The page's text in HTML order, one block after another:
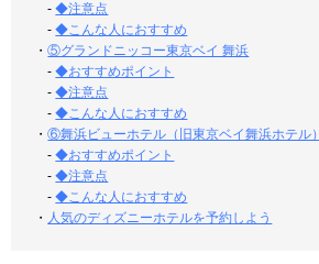
-◆注意点
-◆こんな人におすすめ
・⑤グランドニッコー東京ベイ 舞浜
-◆おすすめポイント
-◆注意点
-◆こんな人におすすめ
・⑥舞浜ビューホテル（旧東京ベイ舞浜ホテル）
-◆おすすめポイント
-◆注意点
-◆こんな人におすすめ
・ 人気のディズニーホテルを予約しよう